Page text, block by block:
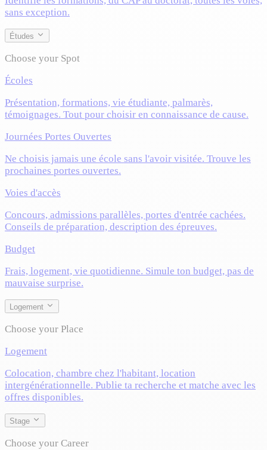
sans exception.
Études
Choose your Spot
Écoles
Présentation, formations, vie étudiante, palmarès,
témoignages. Tout pour choisir en connaissance de cause.
Journées Portes Ouvertes
Ne choisis jamais une école sans l'avoir visitée. Trouve les
prochaines portes ouvertes.
Voies d'accès
Concours, admissions parallèles, portes d'entrée cachées.
Conseils de préparation, description des épreuves.
Budget
Frais, logement, vie quotidienne. Simule ton budget, pas de
mauvaise surprise.
Logement
Choose your Place
Logement
Colocation, chambre chez l'habitant, location
intergénérationnelle. Publie ta recherche et matche avec les
offres disponibles.
Stage
Choose your Career